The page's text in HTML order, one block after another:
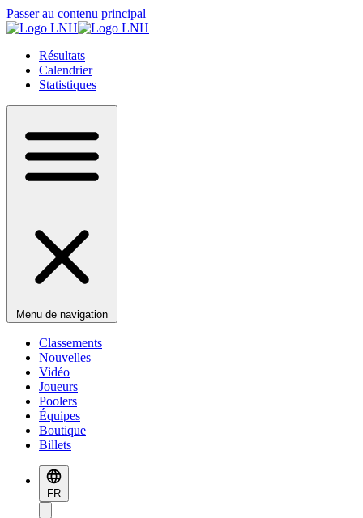
Passer au contenu principal
Résultats
Calendrier
Statistiques
Menu de navigation
Classements
Nouvelles
Vidéo
Joueurs
Poolers
Équipes
Boutique
Billets
FR